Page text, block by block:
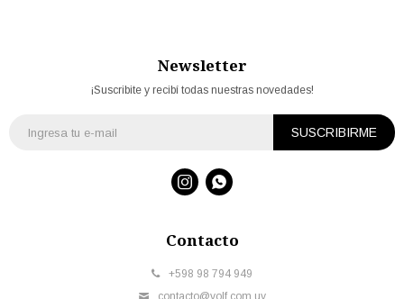
Contacto
+598 98 794 949
contacto@volf.com.uy
Newsletter
¡Suscribite y recibí todas nuestras novedades!
SUSCRIBIRME
 